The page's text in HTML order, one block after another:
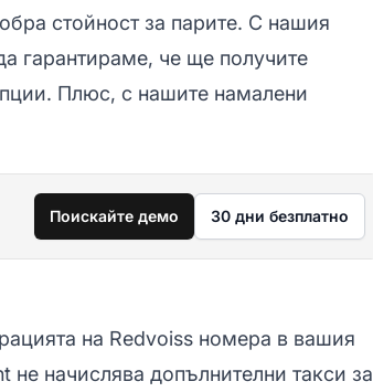
стойност за парите. С нашия
гарантираме, че ще получите
Плюс, с нашите намалени
Поискайте демо 30 дни безплатно
на Redvoiss номера в вашия
не начислява допълнителни такси за